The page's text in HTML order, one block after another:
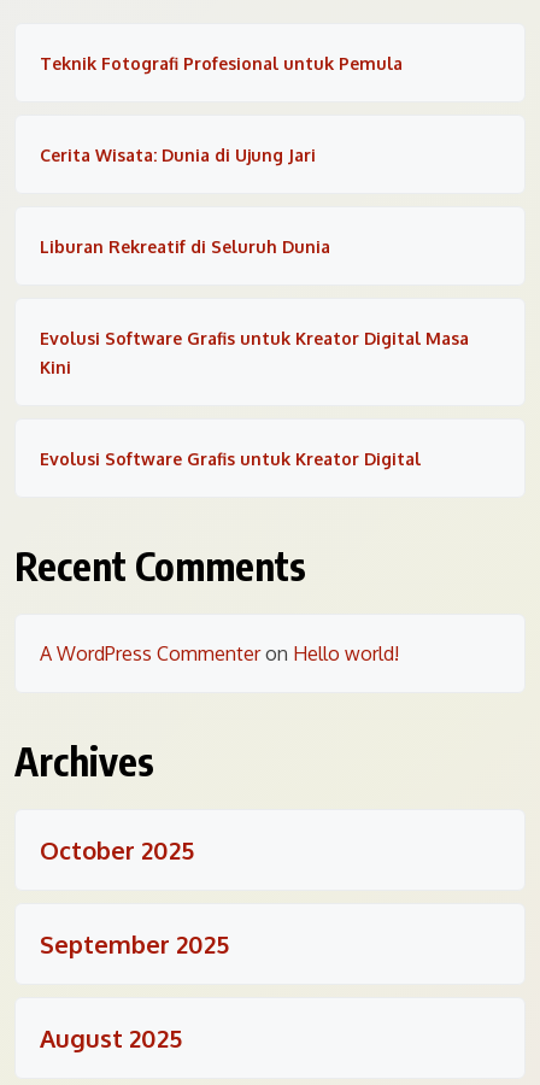
Teknik Fotografi Profesional untuk Pemula
Cerita Wisata: Dunia di Ujung Jari
Liburan Rekreatif di Seluruh Dunia
Evolusi Software Grafis untuk Kreator Digital Masa
Kini
Evolusi Software Grafis untuk Kreator Digital
Recent Comments
A WordPress Commenteron Hello world!
Archives
October 2025
September 2025
August 2025